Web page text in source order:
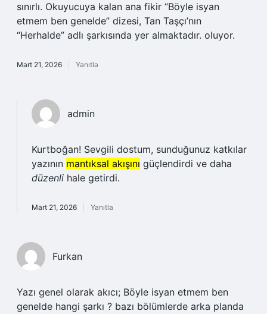
sınırlı. Okuyucuya kalan ana fikir “Böyle isyan
etmem ben genelde” dizesi, Tan Taşçı’nın
“Herhalde” adlı şarkısında yer almaktadır. oluyor.
Mart 21, 2026 Yanıtla
admin
Kurtboğan! Sevgili dostum, sunduğunuz katkılar
yazının mantıksal akışını güçlendirdi ve daha
düzenli hale getirdi.
Mart 21, 2026 Yanıtla
Furkan
Yazı genel olarak akıcı; Böyle isyan etmem ben
genelde hangi şarkı ? bazı bölümlerde arka planda